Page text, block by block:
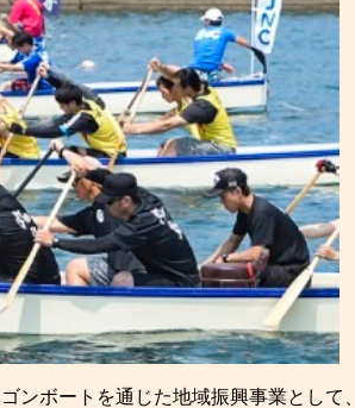
ンボートを通じた地域振興事業として、